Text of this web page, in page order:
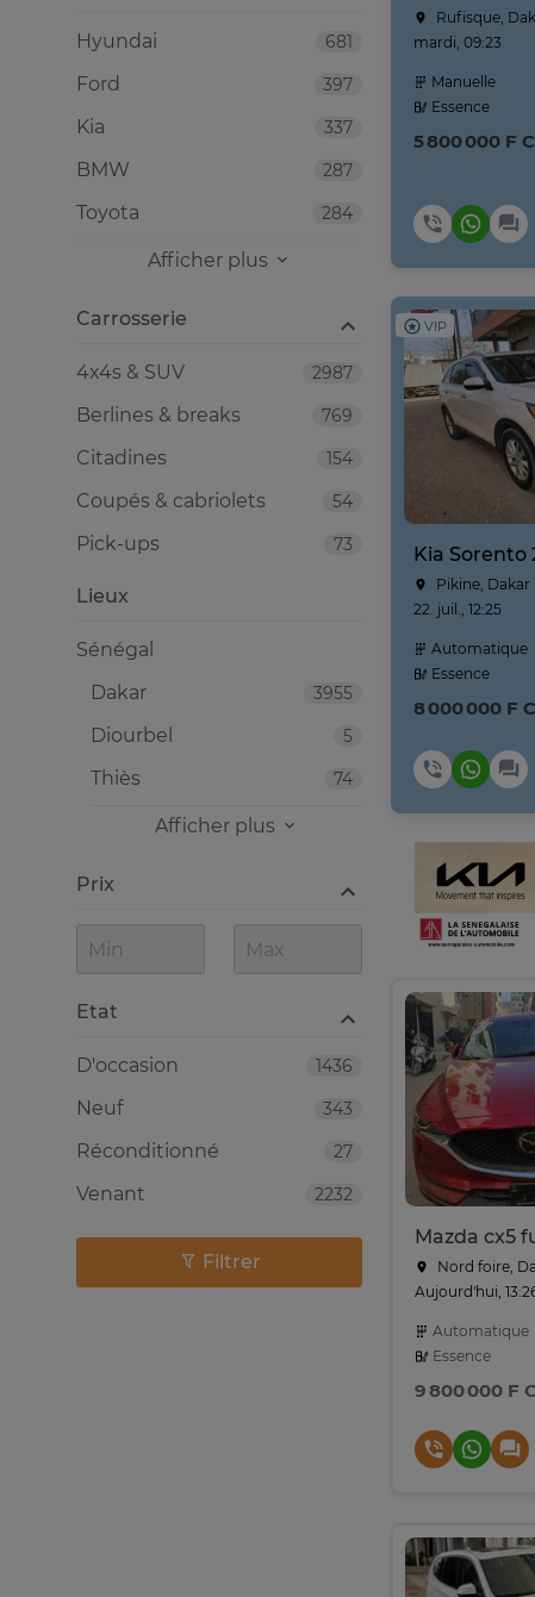
Rufisque,
mardi, 09:23
Manuelle
Essence
5 800 000 F
VIP
Kia Sorento
Pikine, Dakar
22. juil., 12:25
Automatique
Essence
8 000 000 F
Mazda cx5
Nord foire,
Aujourd'hui,
Automatique
Essence
9 800 000 F
Lieux
Sénégal
3955
Dakar
5
Diourbel
74
Thiès
Afficher plus
Prix
Etat
1436
D'occasion
343
Neuf
27
Réconditionné
2232
Venant
681
Hyundai
397
Ford
337
Kia
287
BMW
284
Toyota
Afficher plus
Carrosserie
2987
4x4s & SUV
769
Berlines & breaks
154
Citadines
54
Coupés & cabriolets
73
Pick-ups
Filtrer